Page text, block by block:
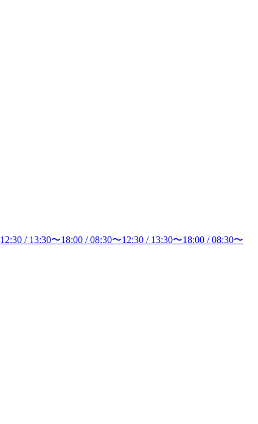
12:30 / 13:30〜18:00 /08:30〜12:30 / 13:30〜18:00 /08:30〜